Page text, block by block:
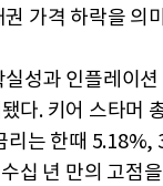
가격 하락을 의
성과 인플레이션
다. 키어 스타머
리는 한때 5.18%,
십 년 만의 고점